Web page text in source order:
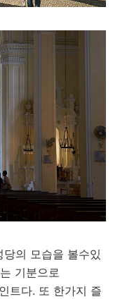
의 모습을 볼수있
기분으로
트다. 또 한가지 즐